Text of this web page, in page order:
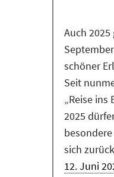
Auch 2025
schöner
Seit
„Reise ins
2025
sich
12. Juni